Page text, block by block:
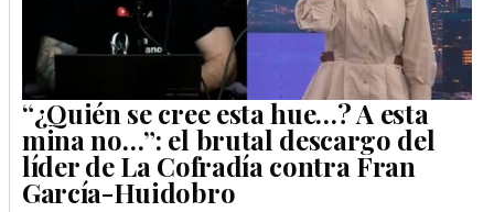
“¿Quién se cree esta hue…? A esta
mina no…”: el brutal descargo del
líder de La Cofradía contra Fran
García-Huidobro